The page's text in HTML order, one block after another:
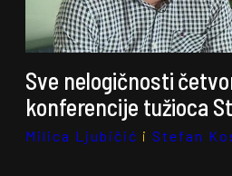
Sve nelogičnosti
konferencije tužioca
Milica Ljubičić i Stefan